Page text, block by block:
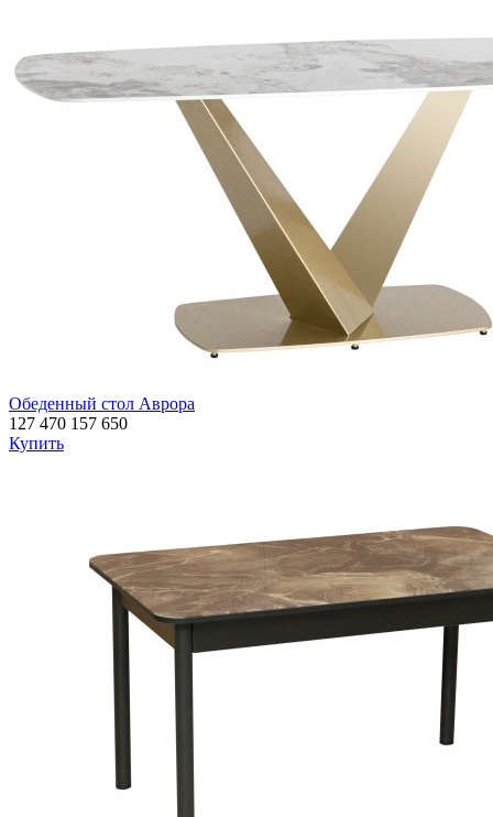
Обеденный стол Аврора
127 470 157 650
Купить